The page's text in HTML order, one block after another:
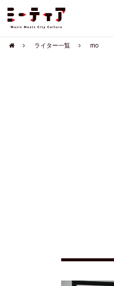
ライター一覧 mo